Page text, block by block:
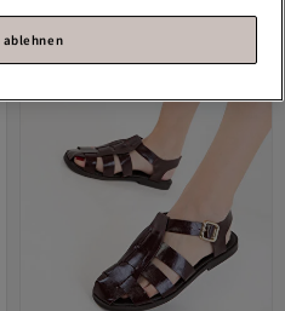
ablehnen